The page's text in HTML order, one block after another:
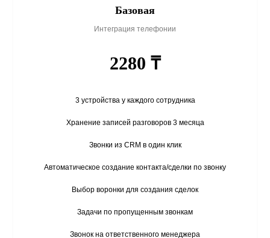
Базовая
Интеграция телефонии
2280 ₸
3 устройства у каждого сотрудника
Хранение записей разговоров 3 месяца
Звонки из CRM в один клик
Автоматическое создание контакта/сделки по звонку
Выбор воронки для создания сделок
Задачи по пропущенным звонкам
Звонок на ответственного менеджера